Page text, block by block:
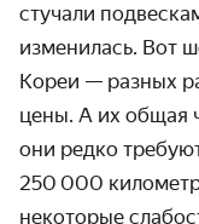
стучали
изменилась. Вот
Кореи — разных
цены. А их общая
они редко
250 000
некоторые